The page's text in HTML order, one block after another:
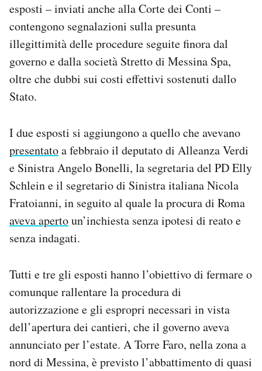
esposti – inviati anche alla Corte dei Conti –
contengono segnalazioni sulla presunta
illegittimità delle procedure seguite finora dal
governo e dalla società Stretto di Messina Spa,
oltre che dubbi sui costi effettivi sostenuti dallo
Stato.
I due esposti si aggiungono a quello che avevano
presentatoa febbraio il deputato di Alleanza Verdi
e Sinistra Angelo Bonelli, la segretaria del PD Elly
Schlein e il segretario di Sinistra italiana Nicola
Fratoianni, in seguito al quale la procura di Roma
aveva apertoun’inchiesta senza ipotesi di reato e
senza indagati.
Tutti e tre gli esposti hanno l’obiettivo di fermare o
comunque rallentare la procedura di
autorizzazione e gli espropri necessari in vista
dell’apertura dei cantieri, che il governo aveva
annunciato per l’estate. A Torre Faro, nella zona a
nord di Messina, è previsto l’abbattimento di quasi